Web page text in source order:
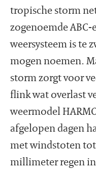
tropische storm
zogenoemde
weersysteem is te
mogen noemen.
storm zorgt voor
flink wat overlast
weermodel
afgelopen dagen
met windstoten
millimeter regen